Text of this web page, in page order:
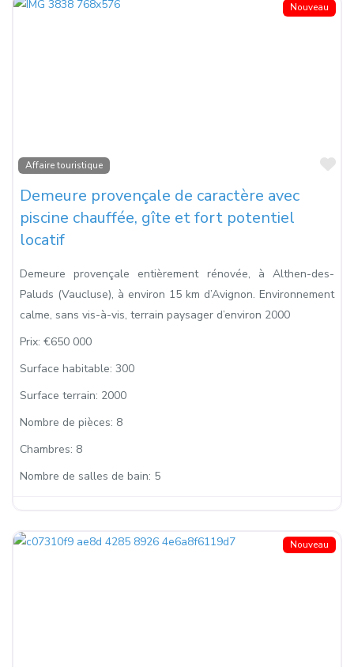
Nouveau
Affaire touristique
Demeure provençale de caractère avec
piscine chauffée, gîte et fort potentiel
locatif
Demeure provençale entièrement rénovée, à Althen-des-
Paluds (Vaucluse), à environ 15 km d’Avignon. Environnement
calme, sans vis-à-vis, terrain paysager d’environ 2000
Prix: €650 000
Surface habitable: 300
Surface terrain: 2000
Nombre de pièces: 8
Chambres: 8
Nombre de salles de bain: 5
Nouveau